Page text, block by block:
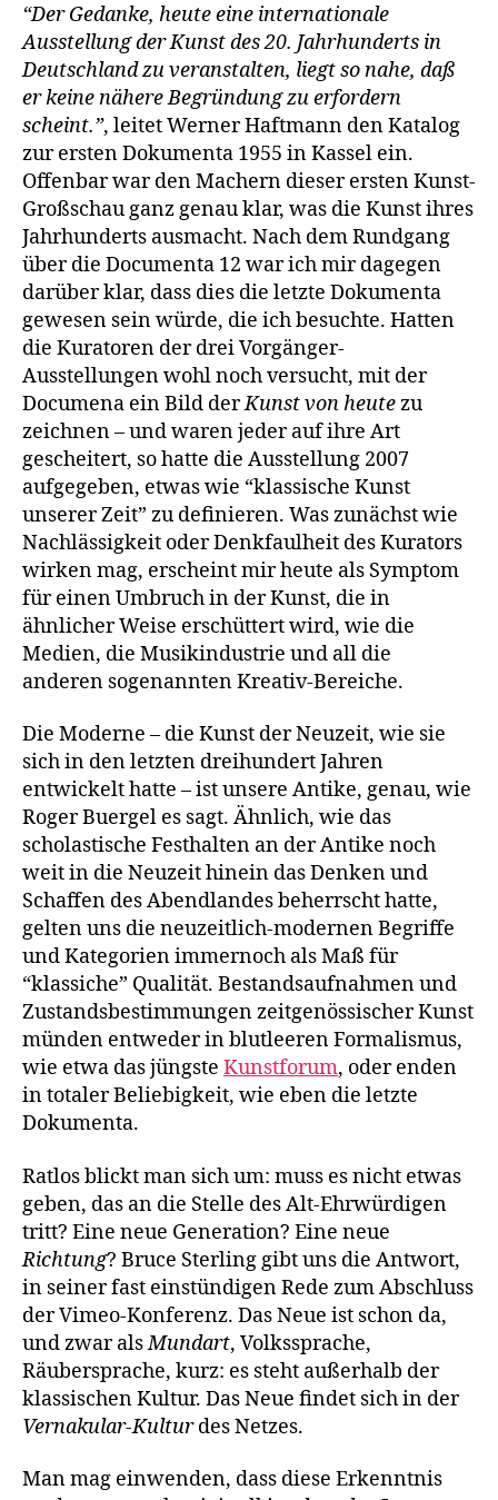
“Der Gedanke, heute eine internationale
Ausstellung der Kunst des 20. Jahrhunderts in
Deutschland zu veranstalten, liegt so nahe, daß
er keine nähere Begründung zu erfordern
scheint.”, leitet Werner Haftmann den Katalog
zur ersten Dokumenta 1955 in Kassel ein.
Offenbar war den Machern dieser ersten Kunst-
Großschau ganz genau klar, was die Kunst ihres
Jahrhunderts ausmacht. Nach dem Rundgang
über die Documenta 12 war ich mir dagegen
darüber klar, dass dies die letzte Dokumenta
gewesen sein würde, die ich besuchte. Hatten
die Kuratoren der drei Vorgänger-
Ausstellungen wohl noch versucht, mit der
Documena ein Bild derKunst von heutezu
zeichnen – und waren jeder auf ihre Art
gescheitert, so hatte die Ausstellung 2007
aufgegeben, etwas wie “klassische Kunst
unserer Zeit” zu definieren. Was zunächst wie
Nachlässigkeit oder Denkfaulheit des Kurators
wirken mag, erscheint mir heute als Symptom
für einen Umbruch in der Kunst, die in
ähnlicher Weise erschüttert wird, wie die
Medien, die Musikindustrie und all die
anderen sogenannten Kreativ-Bereiche.
Die Moderne – die Kunst der Neuzeit, wie sie
sich in den letzten dreihundert Jahren
entwickelt hatte – ist unsere Antike, genau, wie
Roger Buergel es sagt. Ähnlich, wie das
scholastische Festhalten an der Antike noch
weit in die Neuzeit hinein das Denken und
Schaffen des Abendlandes beherrscht hatte,
gelten uns die neuzeitlich-modernen Begriffe
und Kategorien immernoch als Maß für
“klassiche” Qualität. Bestandsaufnahmen und
Zustandsbestimmungen zeitgenössischer Kunst
münden entweder in blutleeren Formalismus,
wie etwa das jüngste Kunstforum, oder enden
in totaler Beliebigkeit, wie eben die letzte
Dokumenta.
Ratlos blickt man sich um: muss es nicht etwas
geben, das an die Stelle des Alt-Ehrwürdigen
tritt? Eine neue Generation? Eine neue
Richtung? Bruce Sterling gibt uns die Antwort,
in seiner fast einstündigen Rede zum Abschluss
der Vimeo-Konferenz. Das Neue ist schon da,
und zwar alsMundart, Volkssprache,
Räubersprache, kurz: es steht außerhalb der
klassischen Kultur. Das Neue findet sich in der
Vernakular-Kulturdes Netzes.
Man mag einwenden, dass diese Erkenntnis